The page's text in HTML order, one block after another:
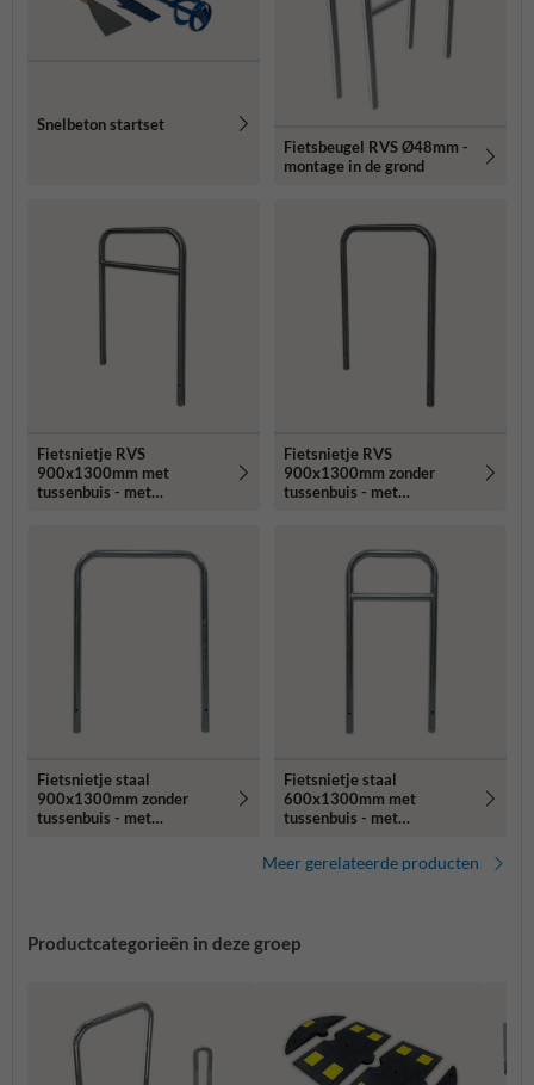
Snelbeton startset
Fietsbeugel RVS Ø48mm -
montage in de grond
Fietsnietje RVS
900x1300mm met
tussenbuis - met
Fietsnietje RVS
900x1300mm zonder
tussenbuis - met
Fietsnietje staal
900x1300mm zonder
tussenbuis - met
Fietsnietje staal
600x1300mm met
tussenbuis - met
Meer gerelateerde producten
Productcategorieën in deze groep